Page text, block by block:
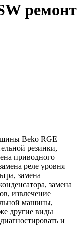
ремонт
Beko RGE
резинки,
приводного
реле уровня
замена
замена
извлечение
машины,
другие виды
и